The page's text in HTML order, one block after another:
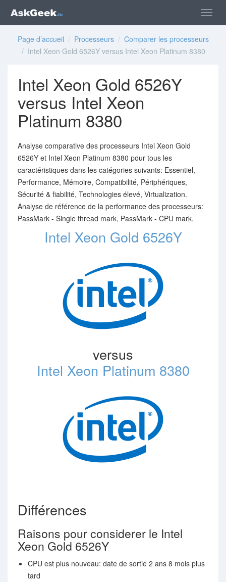
Page d’accueil / Processeurs / Comparer les processeurs
/ Intel Xeon Gold 6526Y versus Intel Xeon Platinum 8380
Intel Xeon Gold 6526Y
versus Intel Xeon
Platinum 8380
Analyse comparative des processeurs Intel Xeon Gold
6526Y et Intel Xeon Platinum 8380 pour tous les
caractéristiques dans les catégories suivants: Essentiel,
Performance, Mémoire, Compatibilité, Périphériques,
Sécurité & fiabilité, Technologies élevé, Virtualization.
Analyse de référence de la performance des processeurs:
PassMark - Single thread mark, PassMark - CPU mark.
Intel Xeon Gold 6526Y
versus
Intel Xeon Platinum 8380
Différences
Raisons pour considerer le Intel
Xeon Gold 6526Y
CPU est plus nouveau: date de sortie 2 ans 8 mois plus
tard